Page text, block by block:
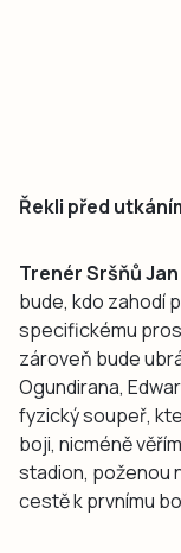
Řekli před
Trenér Sršňů
bude, kdo zahodí
specifickému
zároveň bude
Ogundirana,
fyzický soupeř,
boji, nicméně
stadion, poženou
cestě k prvnímu